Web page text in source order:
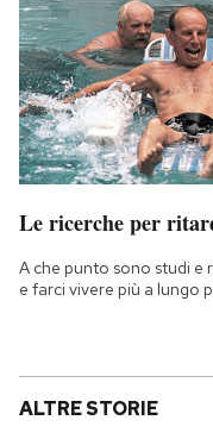
Le ricerche per
A che punto sono studi e
e farci vivere più a lungo
ALTRE STORIE